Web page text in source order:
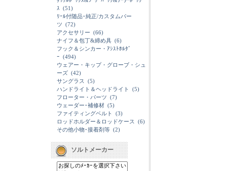
ｽ (51)
ﾘｰﾙ付随品･純正/カスタムパー
ツ (72)
アクセサリー (66)
ナイフ＆包丁&締め具 (6)
フック＆シンカー・ｱｼｽﾄﾎﾙﾀﾞ
ｰ (494)
ウェアー・キップ・グローブ・シュ
ーズ (42)
サングラス
(5)
ハンドライト＆ヘッドライト
(5)
フローター・パーツ (7)
ウェーダー･補修材 (5)
ファイティングベルト
(3)
ロッドホルダー＆ロッドケース
(6)
その他小物･接着剤等 (2)
ソルトメーカー